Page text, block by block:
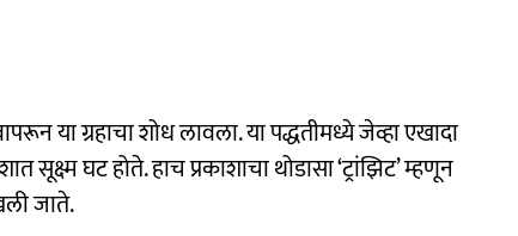
या ग्रहाचा शोध लावला. या पद्धतीमध्ये जेव्हा एखादा
सूक्ष्म घट होते. हाच प्रकाशाचा थोडासा ‘ट्रांझिट’ म्हणून
जाते.